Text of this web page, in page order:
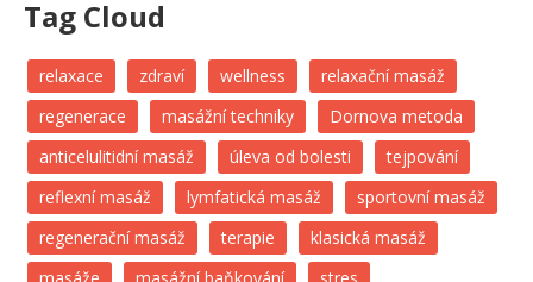
Tag Cloud
relaxace zdraví wellness
relaxační masáž
regenerace
masážní techniky
Dornova metoda
anticelulitidní masáž
úleva od bolesti
tejpování
reflexní masáž
lymfatická masáž
sportovní masáž
regenerační masáž
terapie
klasická masáž
masáže
masážní baňkování stres